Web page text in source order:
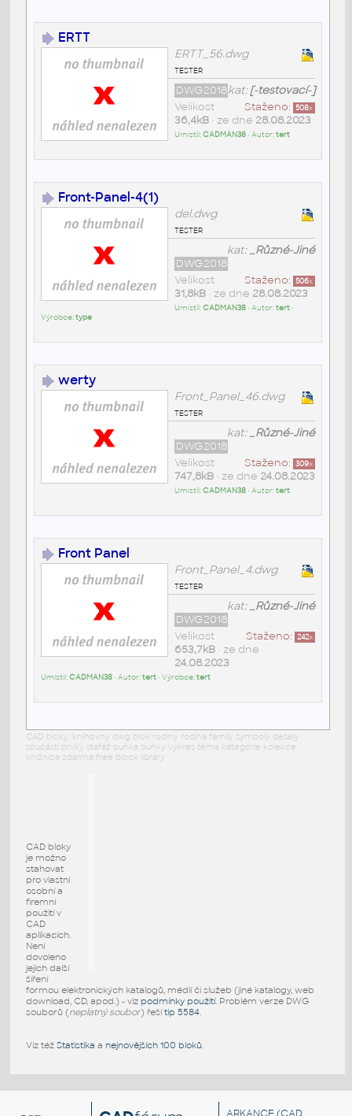
ERTT
ERTT_56.dwg
tester
kat:[-testovací-]
DWG2018
Staženo: 508x
Velikost
36,4kB• ze dne 28.08.2023
Umístil:CADMAN38• Autor:tert
Front-Panel-4(1)
del.dwg
tester
kat:_Různé-Jiné
DWG2018
Staženo: 506x
Velikost
31,8kB• ze dne 28.08.2023
Umístil:CADMAN38• Autor:tert•
Výrobce:type
werty
Front_Panel_46.dwg
tester
kat:_Různé-Jiné
DWG2018
Staženo: 309x
Velikost
747,8kB• ze dne 24.08.2023
Umístil:CADMAN38• Autor:tert
Front Panel
Front_Panel_4.dwg
tester
kat:_Různé-Jiné
DWG2018
Staženo: 242x
Velikost
653,7kB• ze dne
24.08.2023
Umístil:CADMAN38• Autor:tert• Výrobce:tert
CAD bloky: knihovny dwg blok rodiny rodina family symboly detaily
součásti prvky stafáž buňka buňky výkres téma kategorie kolekce
knižnica zdarma free block library
CAD bloky
je možno
stahovat
pro vlastní
osobní a
firemní
použití v
CAD
aplikacích.
Není
dovoleno
jejich další
šíření
formou elektronických katalogů, médií či služeb (jiné katalogy, web
download, CD, apod.) - viz podmínky použití. Problém verze DWG
souborů (neplatný soubor) řešítip 5584.
Viz též Statistika a nejnovějších 100 bloků.
ARKANCE (CAD